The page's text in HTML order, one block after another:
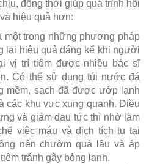
đồng thời giúp quá trình hồi
hiệu quả hơn:
một trong những phương pháp
lại hiệu quả đáng kể khi người
vị trí tiêm được nhiều bác sĩ
Có thể sử dụng túi nước đá
mềm, sạch đã được ướp lạnh
các khu vực xung quanh. Điều
và giảm đau tức thì nhờ làm
việc máu và dịch tích tụ tại
nên chườm quá lâu và áp
tránh gây bỏng lạnh.